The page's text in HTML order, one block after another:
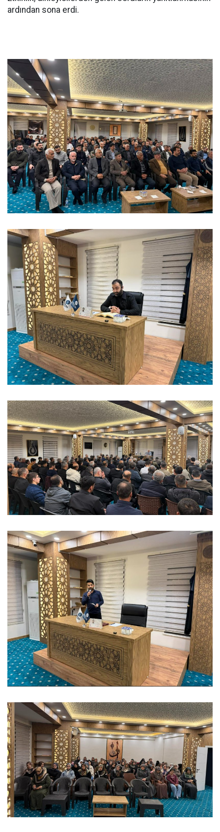
ardından sona erdi.